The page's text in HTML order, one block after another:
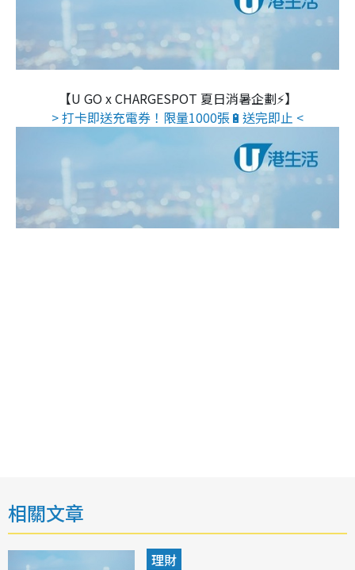
【U GO x CHARGESPOT 夏日消暑企劃⚡】
> 打卡即送充電券！限量1000張🔋送完即止 <
相關文章
理財